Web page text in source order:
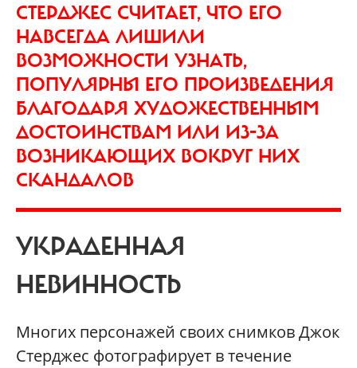
СТЕРДЖЕС СЧИТАЕТ, ЧТО ЕГО
НАВСЕГДА ЛИШИЛИ
ВОЗМОЖНОСТИ УЗНАТЬ,
ПОПУЛЯРНЫ ЕГО ПРОИЗВЕДЕНИЯ
БЛАГОДАРЯ ХУДОЖЕСТВЕННЫМ
ДОСТОИНСТВАМ ИЛИ ИЗ-ЗА
ВОЗНИКАЮЩИХ ВОКРУГ НИХ
СКАНДАЛОВ
УКРАДЕННАЯ
НЕВИННОСТЬ
Многих персонажей своих снимков Джок
Стерджес фотографирует в течение